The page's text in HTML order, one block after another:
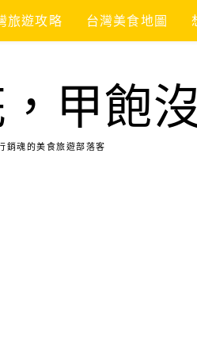
旅遊攻略 台灣美食地圖
甲飽沒
銷魂的美食旅遊部落客